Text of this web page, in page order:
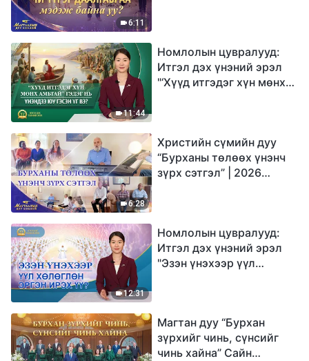
6:11
11:44
Номлолын цувралууд:
Итгэл дэх үнэний эрэл
"‘Хүүд итгэдэг хүн мөнх
6:28
Христийн сүмийн дуу
“Бурханы төлөөх үнэнч
зүрх сэтгэл” | 2026
12:31
Номлолын цувралууд:
Итгэл дэх үнэний эрэл
"Эзэн үнэхээр үүл
Магтан дуу “Бурхан
зүрхийг чинь, сүнсийг
чинь хайна” Сайн